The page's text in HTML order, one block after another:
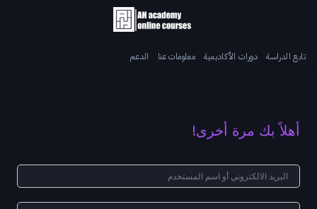
تابع الدراسة دورات الأكاديمية معلومات عنا الدعم
أهلاً بك مرة أخرى!